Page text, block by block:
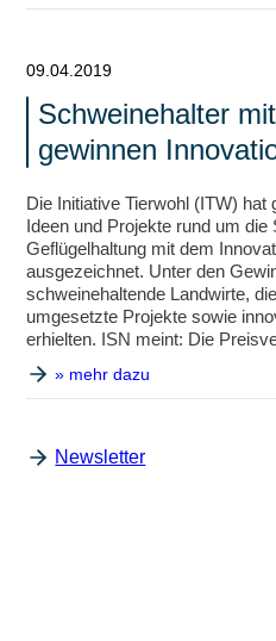
09.04.2019
Schweinehalter
gewinnen
Die Initiative Tierwohl (ITW)
Ideen und Projekte rund um die
Geflügelhaltung mit dem
ausgezeichnet. Unter den
schweinehaltende Landwirte,
umgesetzte Projekte sowie
erhielten. ISN meint: Die
» mehr dazu
Newsletter